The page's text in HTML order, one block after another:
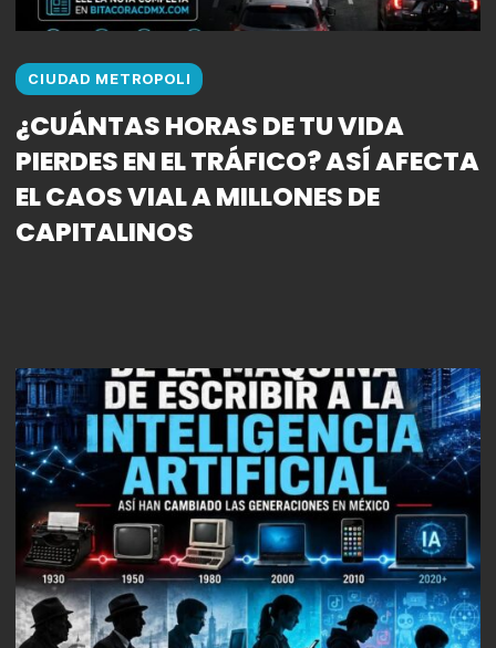
CIUDAD METROPOLI
¿CUÁNTAS HORAS DE TU VIDA
PIERDES EN EL TRÁFICO? ASÍ AFECTA
EL CAOS VIAL A MILLONES DE
CAPITALINOS